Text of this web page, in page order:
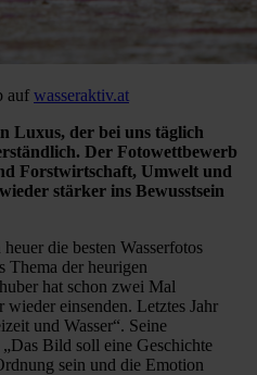
auf wasseraktiv.at
Luxus, der bei uns täglich
Der Fotowettbewerb
Forstwirtschaft, Umwelt und
stärker ins Bewusstsein
die besten Wasserfotos
Thema der heurigen
hat schon zwei Mal
einsenden. Letztes Jahr
und Wasser“. Seine
Bild soll eine Geschichte
sein und die Emotion